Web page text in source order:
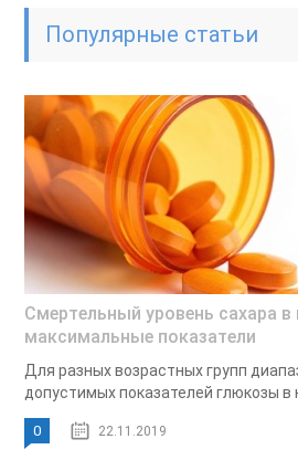
Популярные статьи
Смертельный уровень сахара в
максимальные показатели
Для разных возрастных групп
допустимых показателей глюкозы в
0 22.11.2019